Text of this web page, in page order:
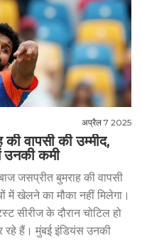
अप्रैल 7 2025
वापसी की उम्मीद,
उनकी कमी
जसप्रीत बुमराह की वापसी
में खेलने का मौका नहीं मिलेगा।
सीरीज के दौरान चोटिल हो
रहे हैं। मुंबई इंडियंस उनकी